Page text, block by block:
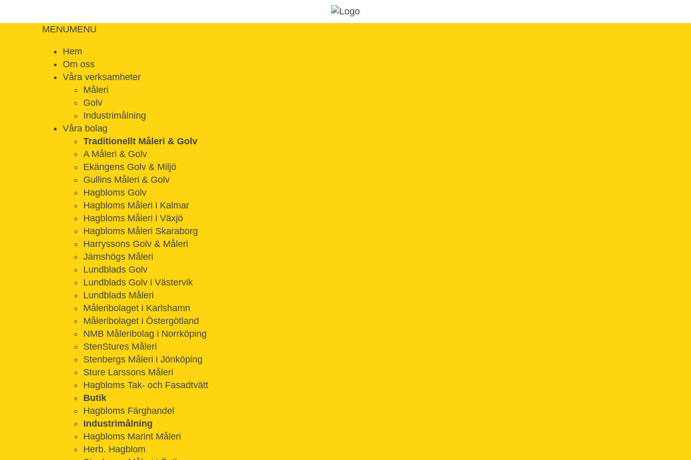
MENUMENU
Hem
Om oss
Våra verksamheter
Måleri
Golv
Industrimålning
Våra bolag
Traditionellt Måleri & Golv
A Måleri & Golv
Ekängens Golv & Miljö
Gullins Måleri & Golv
Hagbloms Golv
Hagbloms Måleri i Kalmar
Hagbloms Måleri i Växjö
Hagbloms Måleri Skaraborg
Harryssons Golv & Måleri
Jämshögs Måleri
Lundblads Golv
Lundblads Golv i Västervik
Lundblads Måleri
Måleribolaget i Karlshamn
Måleribolaget i Östergötland
NMB Måleribolag i Norrköping
StenStures Måleri
Stenbergs Måleri i Jönköping
Sture Larssons Måleri
Hagbloms Tak- och Fasadtvätt
Butik
Hagbloms Färghandel
Industrimålning
Hagbloms Marint Måleri
Herb. Hagblom